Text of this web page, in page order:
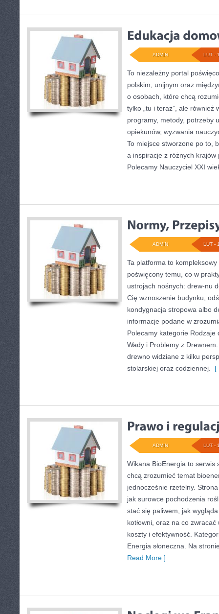
LUT -
ADMIN
To niezależny portal
polskim, unijnym oraz
o osobach, które chcą
tylko „tu i teraz”, ale również
programy, metody, potrzeby
opiekunów, wyzwania
To miejsce stworzone po to,
a inspiracje z różnych krajów
Polecamy Nauczyciel XXI
LUT -
ADMIN
Ta platforma to
poświęcony temu, co w
ustrojach nośnych: drew-nu
Cię wznoszenie budynku,
kondygnacja stropowa albo
informacje podane w
Polecamy kategorie
Wady i Problemy z
drewno widziane z kilku
stolarskiej oraz codziennej.
[
LUT -
ADMIN
Wikana BioEnergia to serwis
chcą zrozumieć temat
jednocześnie rzetelny.
jak surowce pochodzenia
stać się paliwem, jak
kotłowni, oraz na co
koszty i efektywność.
Energia słoneczna. Na
Read More ]